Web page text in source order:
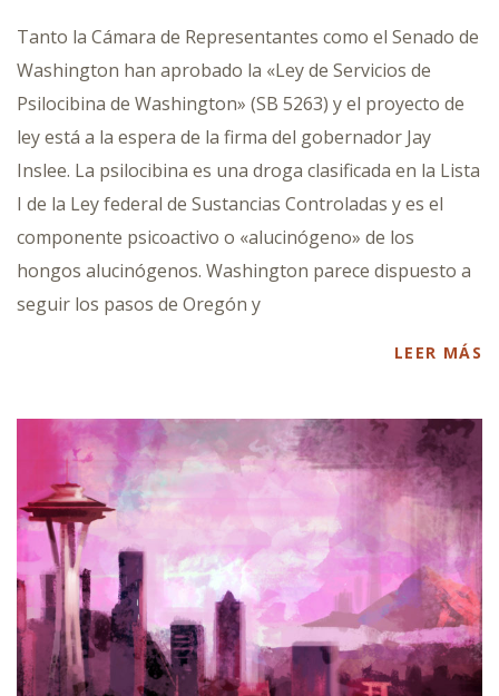
Tanto la Cámara de Representantes como el Senado de
Washington han aprobado la «Ley de Servicios de
Psilocibina de Washington» (SB 5263) y el proyecto de
ley está a la espera de la firma del gobernador Jay
Inslee. La psilocibina es una droga clasificada en la Lista
I de la Ley federal de Sustancias Controladas y es el
componente psicoactivo o «alucinógeno» de los
hongos alucinógenos. Washington parece dispuesto a
seguir los pasos de Oregón y
LEER MÁS